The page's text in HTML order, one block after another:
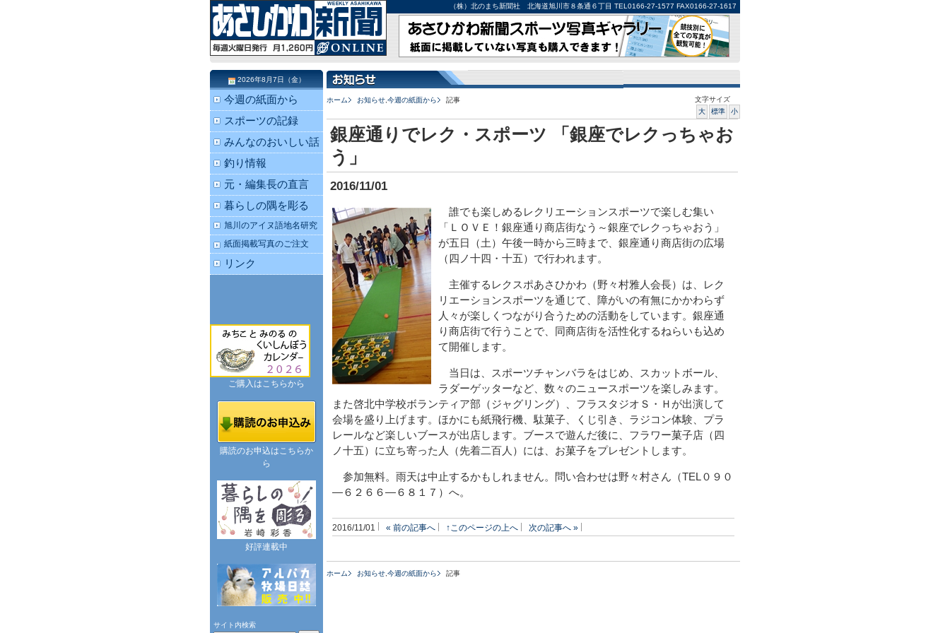
（株）北のまち新聞社 北海道旭川市８条通６丁目 TEL0166-27-1577 FAX0166-27-1617
ホーム お知らせ 今週の紙面から 記事
文字サイズ
大
標準 小
銀座通りでレク・スポーツ 「銀座でレクっちゃお
う」
2016/11/01
誰でも楽しめるレクリエーションスポーツで楽しむ集い
「ＬＯＶＥ！銀座通り商店街なう～銀座でレクっちゃおう」
が五日（土）午後一時から三時まで、銀座通り商店街の広場
（四ノ十四・十五）で行われます。
主催するレクスポあさひかわ（野々村雅人会長）は、レク
リエーションスポーツを通じて、障がいの有無にかかわらず
人々が楽しくつながり合うための活動をしています。銀座通
り商店街で行うことで、同商店街を活性化するねらいも込め
て開催します。
当日は、スポーツチャンバラをはじめ、スカットボール、
ラダーゲッターなど、数々のニュースポーツを楽しみます。
また啓北中学校ボランティア部（ジャグリング）、フラスタジオＳ・Ｈが出演して
会場を盛り上げます。ほかにも紙飛行機、駄菓子、くじ引き、ラジコン体験、プラ
レールなど楽しいブースが出店します。ブースで遊んだ後に、フラワー菓子店（四
ノ十五）に立ち寄った人（先着二百人）には、お菓子をプレゼントします。
参加無料。雨天は中止するかもしれません。問い合わせは野々村さん（TEL０９０
―６２６６―６８１７）へ。
2016/11/01 « 前の記事へ ↑このページの上へ 次の記事へ »
ホーム お知らせ 今週の紙面から 記事
2026年8月7日（金）
今週の紙面から
スポーツの記録
みんなのおいしい話
釣り情報
元・編集長の直言
暮らしの隅を彫る
旭川のアイヌ語地名研究
紙面掲載写真のご注文
リンク
ご購入はこちらから
購読のお申込はこちらか
ら
好評連載中
サイト内検索